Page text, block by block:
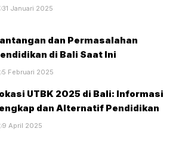
生实际情况安排课程，因此学习过程更
有些学生需要更多时间练习发音，而
写作逻辑。 老师能够依据这些不同需
学生不会因为课程过快或过慢而影响学
，老师能够持续给予即时反馈，让学生
逐渐培养正确的语言习惯。 学习环境
除了课程内容之外，学习环境也是影
适且没有压力的学习环境能够帮助学
31 Januari 2025
dan Permasalahan
di Bali Saat Ini
5 Februari 2025
UTBK 2025 di Bali: Informasi
dan Alternatif Pendidikan
9 April 2025